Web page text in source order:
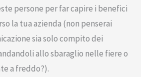
persone per far capire i benefici
la tua azienda (non penserai
sia solo compito dei
allo sbaraglio nelle fiere o
a freddo?).